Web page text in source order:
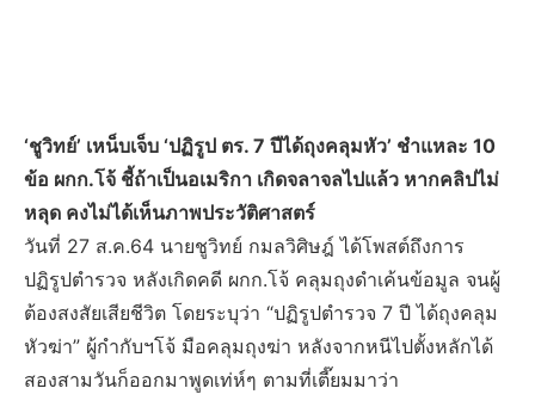
‘ชูวิทย์’ เหน็บเจ็บ ‘ปฏิรูป ตร. 7 ปีได้ถุงคลุมหัว’ ชำแหละ 10
ข้อ ผกก.โจ้ ชี้ถ้าเป็นอเมริกา เกิดจลาจลไปแล้ว หากคลิปไม่
หลุด คงไม่ได้เห็นภาพประวัติศาสตร์
วันที่ 27 ส.ค.64 นายชูวิทย์ กมลวิศิษฎ์ ได้โพสต์ถึงการ
ปฏิรูปตำรวจ หลังเกิดคดี ผกก.โจ้ คลุมถุงดำเค้นข้อมูล จนผู้
ต้องสงสัยเสียชีวิต โดยระบุว่า “ปฏิรูปตำรวจ 7 ปี ได้ถุงคลุม
หัวฆ่า” ผู้กำกับฯโจ้ มือคลุมถุงฆ่า หลังจากหนีไปตั้งหลักได้
สองสามวันก็ออกมาพูดเท่ห์ๆ ตามที่เตี๊ยมมาว่า